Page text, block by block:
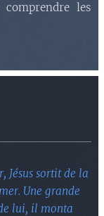
les
Jésus sortit de la
Une grande
lui, il monta